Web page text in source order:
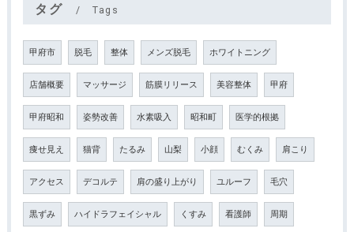
タグ Tags
甲府市 脱毛 整体 メンズ脱毛 ホワイトニング
店舗概要 マッサージ 筋膜リリース 美容整体 甲府
甲府昭和 姿勢改善 水素吸入 昭和町 医学的根拠
痩せ見え 猫背 たるみ 山梨 小顔 むくみ 肩こり
アクセス デコルテ 肩の盛り上がり ユルーフ 毛穴
黒ずみ ハイドラフェイシャル くすみ 看護師 周期